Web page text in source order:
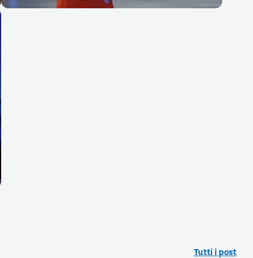
Tutti i post